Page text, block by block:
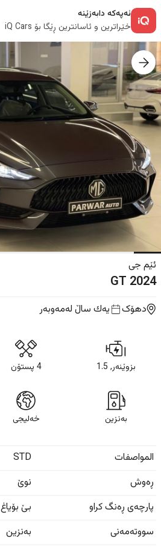
ئەپەکە دابەزێنە
خێراترین و ئاسانترین ڕێگا بۆ iQ Cars
ئێم جی
GT 2024
دهۆک یه‌ك ساڵ لەمەوبەر
بزوێنەر, 1.5 4 پستۆن
بەنزین خەلیجی
المواصفات
STD
ڕەوش
نوێ
پارچەی ڕەنگ کراو
بێ بۆیاغ
سووتەمەنی
بەنزین